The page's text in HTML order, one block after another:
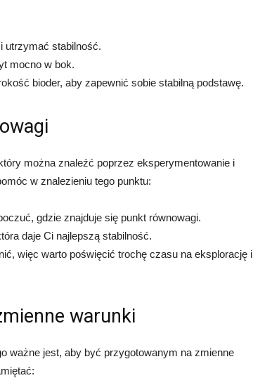
utrzymać stabilność.
mocno w bok.
bioder, aby zapewnić sobie stabilną podstawę.
można znaleźć poprzez eksperymentowanie i
w znalezieniu tego punktu:
gdzie znajduje się punkt równowagi.
daje Ci najlepszą stabilność.
więc warto poświęcić trochę czasu na eksplorację i
warunki
ważne jest, aby być przygotowanym na zmienne